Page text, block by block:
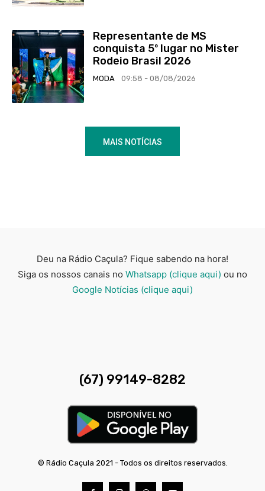
Representante de MS
conquista 5º lugar no Mister
Rodeio Brasil 2026
MODA 09:58 - 08/08/2026
MAIS NOTÍCIAS
Deu na Rádio Caçula? Fique sabendo na hora!
Siga os nossos canais no Whatsapp (clique aqui) ou no
Google Notícias (clique aqui)
(67) 99149-8282
© Rádio Caçula 2021 - Todos os direitos reservados.